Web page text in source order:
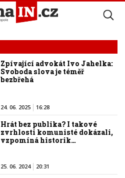
Zpívající advokát Ivo Jahelka:
Svoboda slova je téměř
bezbřehá
24. 06. 2025 16:28
Hrát bez publika? I takové
zvrhlosti komunisté dokázali,
vzpomíná historik…
25. 06. 2024 20:31